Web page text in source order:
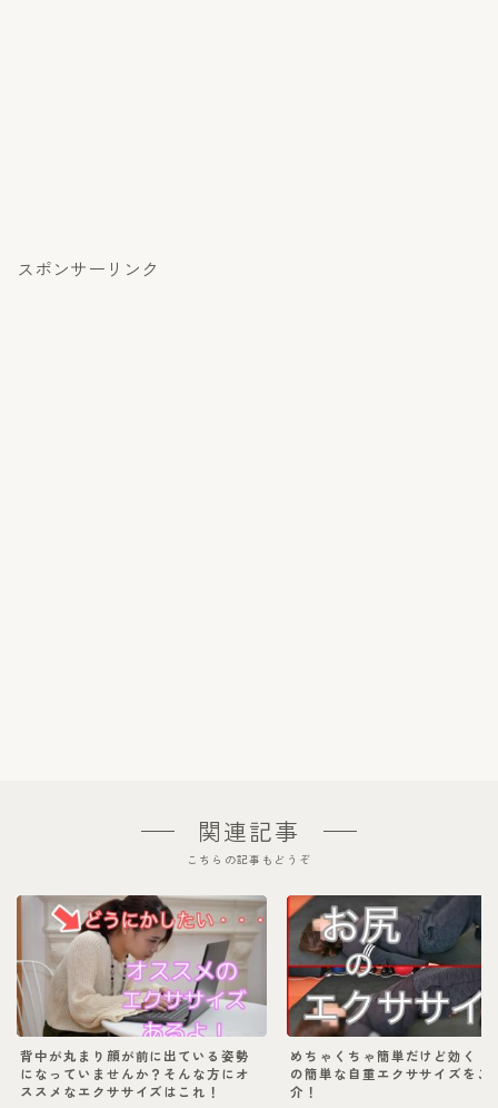
スポンサーリンク
関連記事
こちらの記事もどうぞ
背中が丸まり顔が前に出ている姿勢
になっていませんか？そんな方にオ
ススメなエクササイズはこれ！
めちゃくちゃ簡単だけど効く！
の簡単な自重エクササイズをご
介！